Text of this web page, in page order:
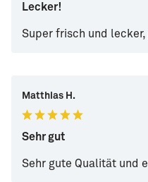
Lecker!
Super frisch und lecker,
Matthias H.
Sehr gut
Sehr gute Qualität und